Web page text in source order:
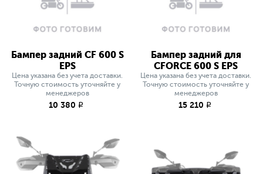
Бампер задний СF 600 S
EPS
Цена указана без учета доставки.
Точную стоимость уточняйте у
менеджеров
10 380 q
Бампер задний для
СFORCE 600 S EPS
Цена указана без учета доставки.
Точную стоимость уточняйте у
менеджеров
15 210 q